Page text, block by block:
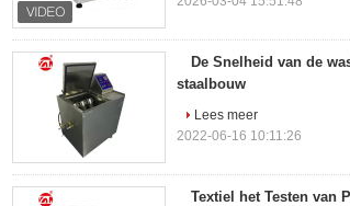
De Snelheid van de
staalbouw
Lees meer
2022-06-16 10:11:26
Textiel het Testen van